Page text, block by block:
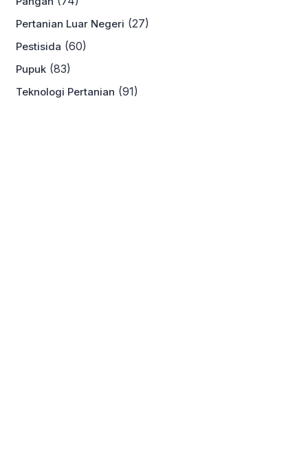
Pertanian Luar Negeri (27)
Pestisida (60)
Pupuk (83)
Teknologi Pertanian (91)